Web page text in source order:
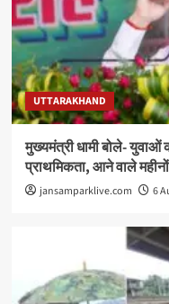
UTTARAKHAND
मुख्यमंत्री धामी बोले- युवाओं
प्राथमिकता, आने वाले महीनों
jansamparklive.com 6